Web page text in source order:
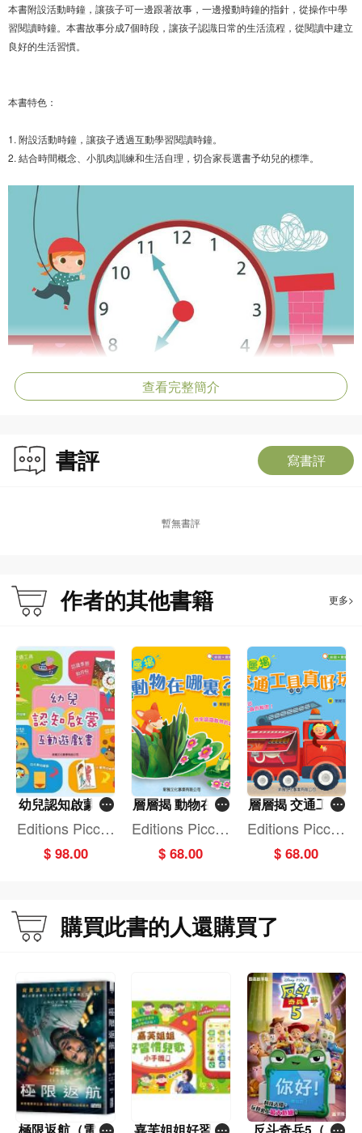
本書附設活動時鐘，讓孩子可一邊跟著故事，一邊撥動時鐘的指針，從操作中學
習閱讀時鐘。本書故事分成7個時段，讓孩子認識日常的生活流程，從閱讀中建立
良好的生活習慣。
本書特色：
1. 附設活動時鐘，讓孩子透過互動學習閱讀時鐘。
2. 結合時間概念、小肌肉訓練和生活自理，切合家長選書予幼兒的標準。
查看完整簡介
書評 寫書評
暫無書評
作者的其他書籍 更多>
幼兒認知啟蒙互
動遊戲書
Editions Piccoli
a
$ 98.00
層層揭 動物在哪
裏？[新雅‧寶寶
Editions Piccoli
a
$ 68.00
層層揭 交通工具
真好玩！[新雅‧
Editions Piccoli
a
$ 68.00
購買此書的人還購買了